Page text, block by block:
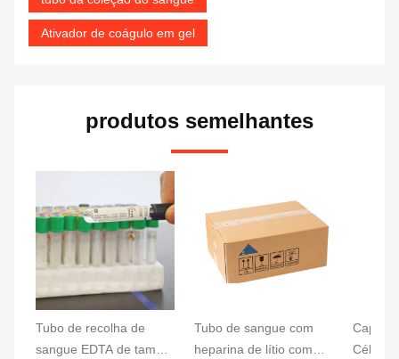
Ativador de coágulo em gel
produtos semelhantes
Tubo de recolha de
sangue EDTA de tampa
Tubo de sangue com
heparina de lítio com
Capela
Células